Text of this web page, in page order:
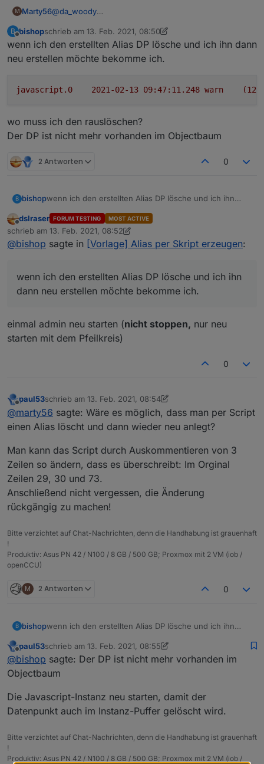
M Marty56@da_woody
deshalb ja meine Anfrage :-(
Aber ja, es gibt durchaus Problemstellungen, wo ich
alle neuanlegen will.
Man kann auch nicht alle Aliases auf einmal löschen.
B
Offline
bishopschrieb am 13. Feb. 2021, 08:50
zuletzt editiert von bishop
wenn ich den erstellten Alias DP lösche und ich ihn dann
neu erstellen möchte bekomme ich.
javascript.0 warn
wo muss ich den rauslöschen?
Der DP ist nicht mehr vorhanden im Objectbaum
2 Antworten 0
B bishopwenn ich den erstellten Alias DP lösche und ich ihn
wo muss ich den rauslöschen?
Offline
dslraser FORUM TESTING MOST ACTIVE
schrieb am 13. Feb. 2021, 08:52
zuletzt editiert von dslraser
@bishop sagte in [Vorlage] Alias per Skript erzeugen:
wenn ich den erstellten Alias DP lösche und ich ihn
dann neu erstellen möchte bekomme ich.
einmal admin neu starten (nicht stoppen, nur neu
starten mit dem Pfeilkreis)
0
Offline
paul53schrieb am 13. Feb. 2021, 08:54
zuletzt editiert von paul53
@marty56 sagte: Wäre es möglich, dass man per Script
einen Alias löscht und dann wieder neu anlegt?
Man kann das Script durch Auskommentieren von 3
Zeilen so ändern, dass es überschreibt: Im Orginal
Zeilen 29, 30 und 73.
Anschließend nicht vergessen, die Änderung
rückgängig zu machen!
Bitte verzichtet auf Chat-Nachrichten, denn die Handhabung ist grauenhaft
!
Produktiv: Asus PN 42 / N100 / 8 GB / 500 GB; Proxmox mit 2 VM (iob /
openCCU)
M 2 Antworten 0
B bishopwenn ich den erstellten Alias DP lösche und ich ihn
Offline
paul53schrieb am 13. Feb. 2021, 08:55
zuletzt editiert von paul53
@bishop sagte: Der DP ist nicht mehr vorhanden im
Objectbaum
Die Javascript-Instanz neu starten, damit der
Datenpunkt auch im Instanz-Puffer gelöscht wird.
Bitte verzichtet auf Chat-Nachrichten, denn die Handhabung ist grauenhaft
!
Produktiv: Asus PN 42 / N100 / 8 GB / 500 GB; Proxmox mit 2 VM (iob /